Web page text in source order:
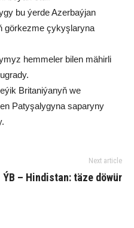
bu ýerde Azerbaýjan
görkezme çykyşlaryna
hemmeler bilen mähirli
Britaniýanyň we
Patyşalygyna saparyny
Next article
ÝB – Hindistan: täze döwür